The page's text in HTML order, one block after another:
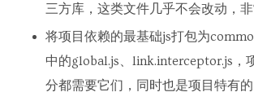
三方库，这类文件几乎不会改动，非
将项目依赖的最基础js打包为
中的global.js、link.interceptor.js，
分都需要它们，同时也是项目特有